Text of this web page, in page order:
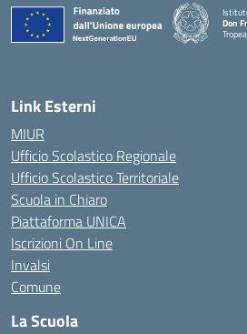
Don
—
Link Esterni
MIUR
Ufficio Scolastico Regionale
Ufficio Scolastico Territoriale
Scuola in Chiaro
Piattaforma UNICA
Iscrizioni On Line
Invalsi
Comune
La Scuola